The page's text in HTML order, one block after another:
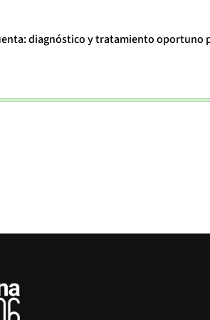
diagnóstico y tratamiento oportuno